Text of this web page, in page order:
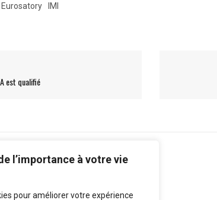
l’importance à votre vie
pour améliorer votre expérience
Eurosatory IMI
est qualifié